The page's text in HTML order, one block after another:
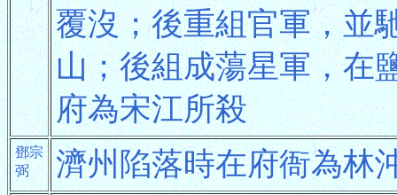
覆沒；後重組官軍，並
山；後組成蕩星軍，在
府為宋江所殺
鄧宗
弼
濟州陷落時在府衙為林